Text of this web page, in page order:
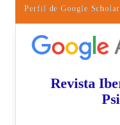
Perfil de Google Scholar